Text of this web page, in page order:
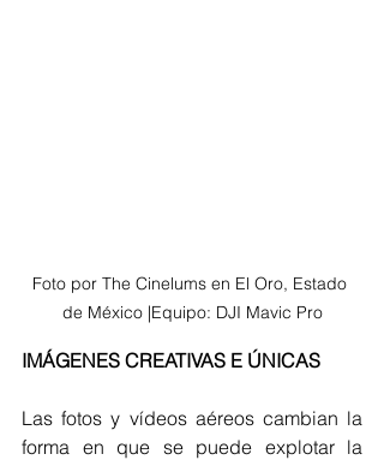
Foto por The Cinelums en El Oro, Estado
de México |Equipo: DJI Mavic Pro
IMÁGENES CREATIVAS E ÚNICAS
Las fotos y vídeos aéreos cambian la
forma en que se puede explotar la